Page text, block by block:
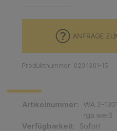
Artikelnummer:
WA 2-
rga weiß
Verfügbarkeit:
Sofort
ANFRAGE
Produktnummer: 020.1301-15